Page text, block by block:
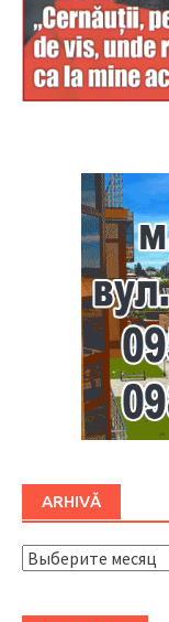
ARHIVĂ
ARHIVĂ